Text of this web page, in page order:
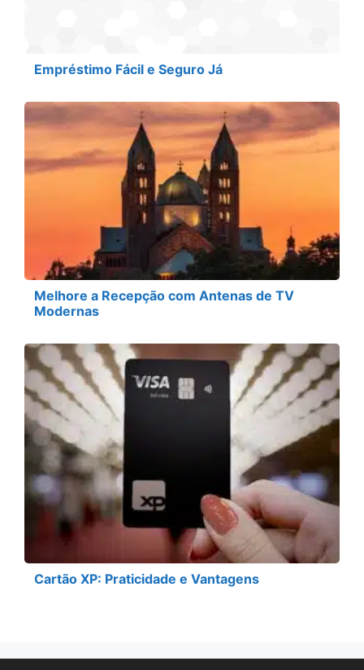
Empréstimo Fácil e Seguro Já
Melhore a Recepção com Antenas de TV
Modernas
Cartão XP: Praticidade e Vantagens